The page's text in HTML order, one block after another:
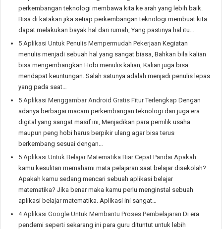
perkembangan teknologi membawa kita ke arah yang lebih baik.
Bisa di katakan jika setiap perkembangan teknologi membuat kita
dapat melakukan bayak hal dari rumah, Yang pastinya hal itu…
5 Aplikasi Untuk Penulis Mempermudah Pekerjaan Kegiatan
menulis menjadi sebuah hal yang sangat biasa, Bahkan bila kalian
bisa mengembangkan Hobi menulis kalian, Kalian juga bisa
mendapat keuntungan. Salah satunya adalah menjadi penulis lepas
yang pada saat…
5 Aplikasi Menggambar Android Gratis Fitur Terlengkap Dengan
adanya berbagai macam perkembangan teknologi dan juga era
digital yang sangat masif ini, Menjadikan para pemilik usaha
maupun peng hobi harus berpikir ulang agar bisa terus
berkembang sesuai dengan…
5 Aplikasi Untuk Belajar Matematika Biar Cepat Pandai Apakah
kamu kesulitan memahami mata pelajaran saat belajar disekolah?
Apakah kamu sedang mencari sebuah aplikasi belajar
matematika? Jika benar maka kamu perlu menginstal sebuah
aplikasi belajar matematika. Aplikasi ini sangat…
4 Aplikasi Google Untuk Membantu Proses Pembelajaran Di era
pendemi seperti sekarang ini para guru dituntut untuk lebih